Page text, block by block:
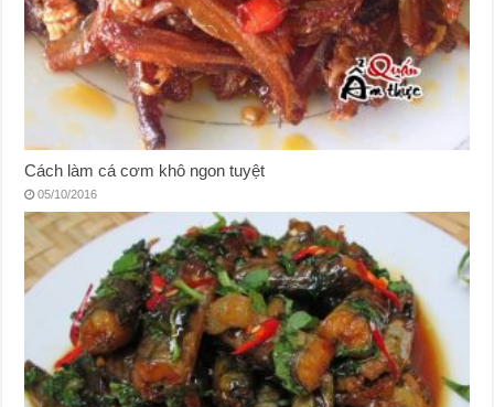
Cách làm cá cơm khô ngon tuyệt
05/10/2016